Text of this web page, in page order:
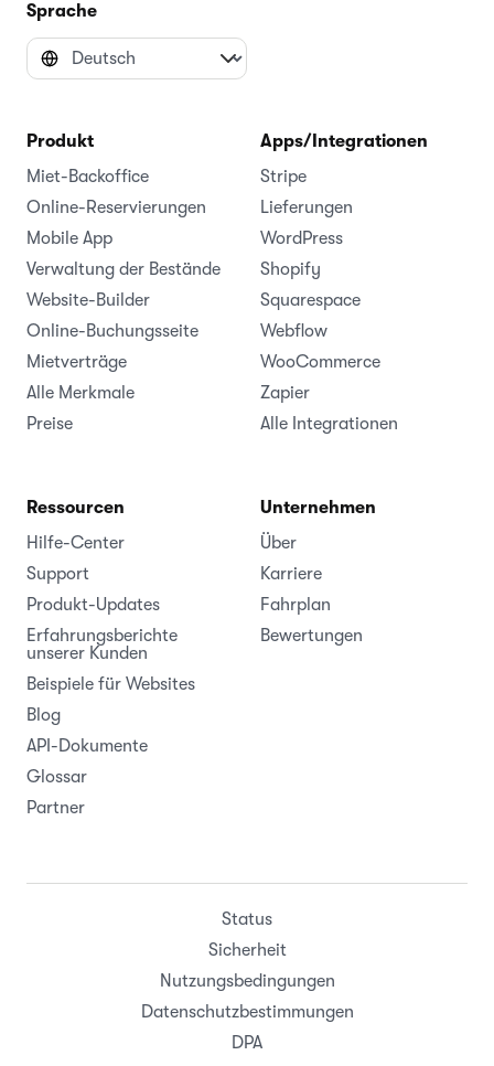
Sprache
Produkt
Miet-Backoffice
Online-Reservierungen
Mobile App
Verwaltung der Bestände
Website-Builder
Online-Buchungsseite
Mietverträge
Alle Merkmale
Preise
Apps/Integrationen
Stripe
Lieferungen
WordPress
Shopify
Squarespace
Webflow
WooCommerce
Zapier
Alle Integrationen
Ressourcen
Hilfe-Center
Support
Produkt-Updates
Erfahrungsberichte
unserer Kunden
Beispiele für Websites
Blog
API-Dokumente
Glossar
Partner
Unternehmen
Über
Karriere
Fahrplan
Bewertungen
Status
Sicherheit
Nutzungsbedingungen
Datenschutzbestimmungen
DPA